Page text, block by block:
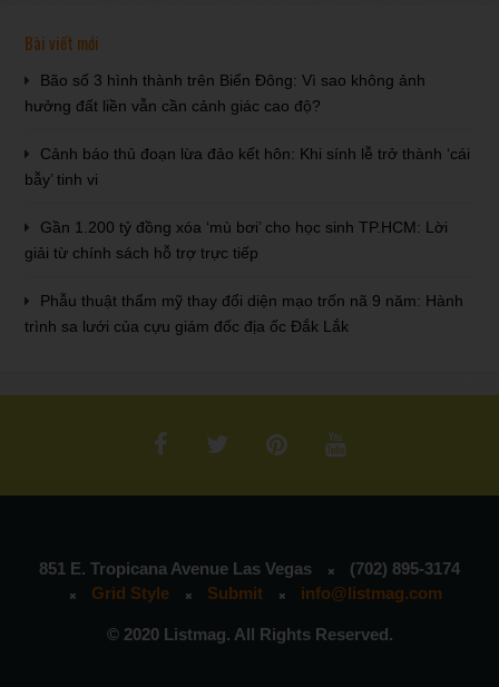
Bài viết mới
Bão số 3 hình thành trên Biển Đông: Vì sao không ảnh
hưởng đất liền vẫn cần cảnh giác cao độ?
Cảnh báo thủ đoạn lừa đảo kết hôn: Khi sính lễ trở thành ‘cái
bẫy’ tinh vi
Gần 1.200 tỷ đồng xóa ‘mù bơi’ cho học sinh TP.HCM: Lời
giải từ chính sách hỗ trợ trực tiếp
Phẫu thuật thẩm mỹ thay đổi diện mạo trốn nã 9 năm: Hành
trình sa lưới của cựu giám đốc địa ốc Đắk Lắk
851 E. Tropicana Avenue Las Vegas
(702) 895-3174
Grid Style
Submit info@listmag.com
© 2020 Listmag. All Rights Reserved.